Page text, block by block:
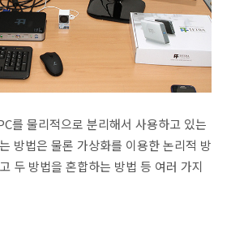
를 물리적으로 분리해서 사용하고 있는
방법은 물론 가상화를 이용한 논리적 방
두 방법을 혼합하는 방법 등 여러 가지